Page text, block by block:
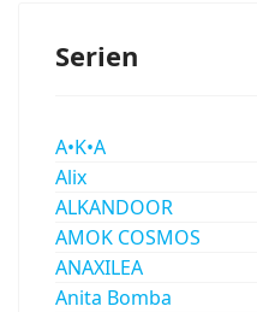
Serien
A•K•A
Alix
ALKANDOOR
AMOK COSMOS
ANAXILEA
Anita Bomba